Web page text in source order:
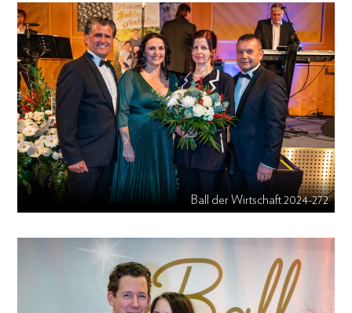
Ball der Wirtschaft 2024-272